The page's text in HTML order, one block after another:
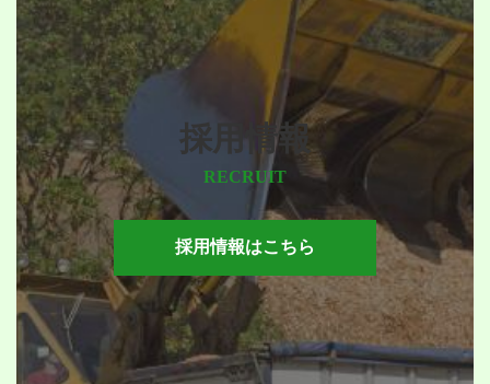
採用情報
RECRUIT
採用情報はこちら